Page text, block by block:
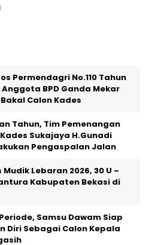
Permendagri No.110 Tahun
Anggota BPD Ganda Mekar
Calon Kades
Tahun, Tim Pemenangan
Sukajaya H.Gunadi
Pengaspalan Jalan
Lebaran 2026, 30 U –
Kabupaten Bekasi di
Samsu Dawam Siap
Diri Sebagai Calon Kepala